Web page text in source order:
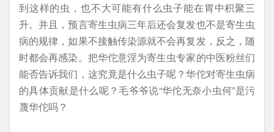
到这样的虫，也不大可能有什么虫子能在胃中积聚三
升。并且，预言寄生虫病三年后还会复发也不是寄生虫
病的规律，如果不接触传染源就不会再复发，反之，随
时都会再感染。把华佗意淫为寄生虫专家的中医粉丝们
能否告诉我们，这究竟是什么虫子呢？华佗对寄生虫病
的具体贡献是什么呢？毛爷爷说“华佗无奈小虫何”是污
蔑华佗吗？